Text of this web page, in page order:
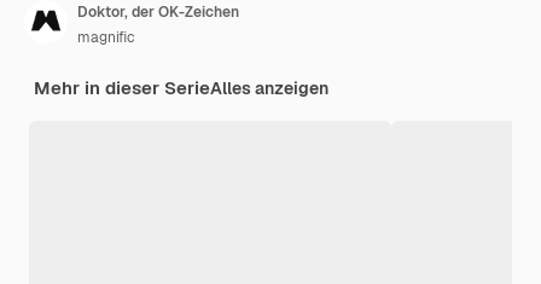
Doktor, der OK-Zeichen
magnific
Mehr in dieser SerieAlles anzeigen